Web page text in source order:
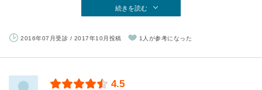
続きを読む
2016年07月受診 / 2017年10月投稿 1人が参考になった
4.5